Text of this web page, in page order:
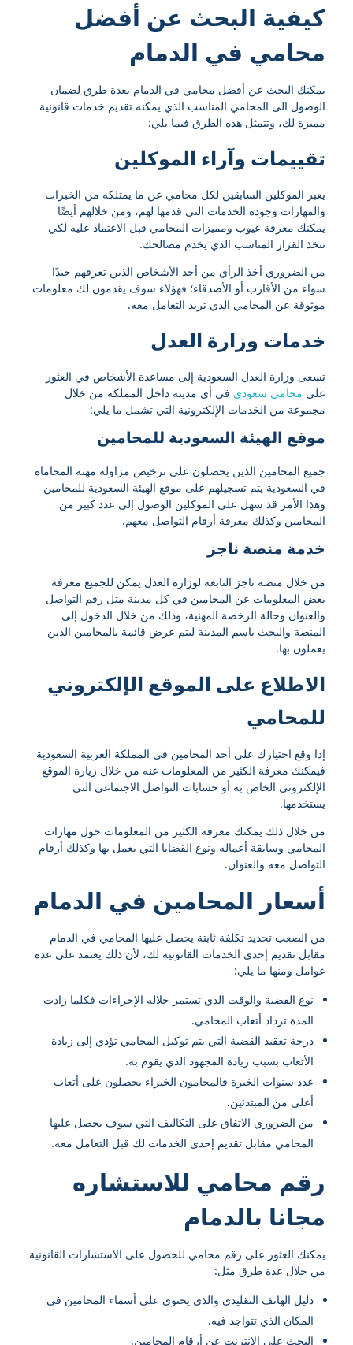
كيفية البحث عن أفضل
محامي في الدمام
يمكنك البحث عن أفضل محامي في الدمام بعدة طرق لضمان
الوصول الى المحامي المناسب الذي يمكنه تقديم خدمات قانونية
مميزة لك، وتتمثل هذه الطرق فيما يلي:
تقييمات وآراء الموكلين
يعبر الموكلين السابقين لكل محامي عن ما يمتلكه من الخبرات
والمهارات وجودة الخدمات التي قدمها لهم، ومن خلالهم أيضًا
يمكنك معرفة عيوب ومميزات المحامي قبل الاعتماد عليه لكي
تتخذ القرار المناسب الذي يخدم مصالحك.
من الضروري أخذ الرأي من أحد الأشخاص الذين تعرفهم جيدًا
سواء من الأقارب أو الأصدقاء؛ فهؤلاء سوف يقدمون لك معلومات
موثوقة عن المحامي الذي تريد التعامل معه.
خدمات وزارة العدل
تسعى وزارة العدل السعودية إلى مساعدة الأشخاص في العثور
على محامي سعودي في أي مدينة داخل المملكة من خلال
مجموعة من الخدمات الإلكترونية التي تشمل ما يلي:
موقع الهيئة السعودية للمحامين
جميع المحامين الذين يحصلون على ترخيص مزاولة مهنة المحاماة
في السعودية يتم تسجيلهم على موقع الهيئة السعودية للمحامين
وهذا الأمر قد سهل على الموكلين الوصول إلى عدد كبير من
المحامين وكذلك معرفة أرقام التواصل معهم.
خدمة منصة ناجز
من خلال منصة ناجز التابعة لوزارة العدل يمكن للجميع معرفة
بعض المعلومات عن المحامين في كل مدينة مثل رقم التواصل
والعنوان وحالة الرخصة المهنية، وذلك من خلال الدخول إلى
المنصة والبحث باسم المدينة ليتم عرض قائمة بالمحامين الذين
يعملون بها.
الاطلاع على الموقع الإلكتروني
للمحامي
إذا وقع اختيارك على أحد المحامين في المملكة العربية السعودية
فيمكنك معرفة الكثير من المعلومات عنه من خلال زيارة الموقع
الإلكتروني الخاص به أو حسابات التواصل الاجتماعي التي
يستخدمها.
من خلال ذلك يمكنك معرفة الكثير من المعلومات حول مهارات
المحامي وسابقة أعماله ونوع القضايا التي يعمل بها وكذلك أرقام
التواصل معه والعنوان.
أسعار المحامين في الدمام
من الصعب تحديد تكلفة ثابتة يحصل عليها المحامي في الدمام
مقابل تقديم إحدى الخدمات القانونية لك، لأن ذلك يعتمد على عدة
عوامل ومنها ما يلي:
نوع القضية والوقت الذي تستمر خلاله الإجراءات فكلما زادت
المدة تزداد أتعاب المحامي.
درجة تعقيد القضية التي يتم توكيل المحامي تؤدي إلى زيادة
الأتعاب بسبب زيادة المجهود الذي يقوم به.
عدد سنوات الخبرة فالمحامون الخبراء يحصلون على أتعاب
أعلى من المبتدئين.
من الضروري الاتفاق على التكاليف التي سوف يحصل عليها
المحامي مقابل تقديم إحدى الخدمات لك قبل التعامل معه.
رقم محامي للاستشاره
مجانا بالدمام
يمكنك العثور على رقم محامي للحصول على الاستشارات القانونية
من خلال عدة طرق مثل:
دليل الهاتف التقليدي والذي يحتوي على أسماء المحامين في
المكان الذي تتواجد فيه.
البحث على الإنترنت عن أرقام المحامين.